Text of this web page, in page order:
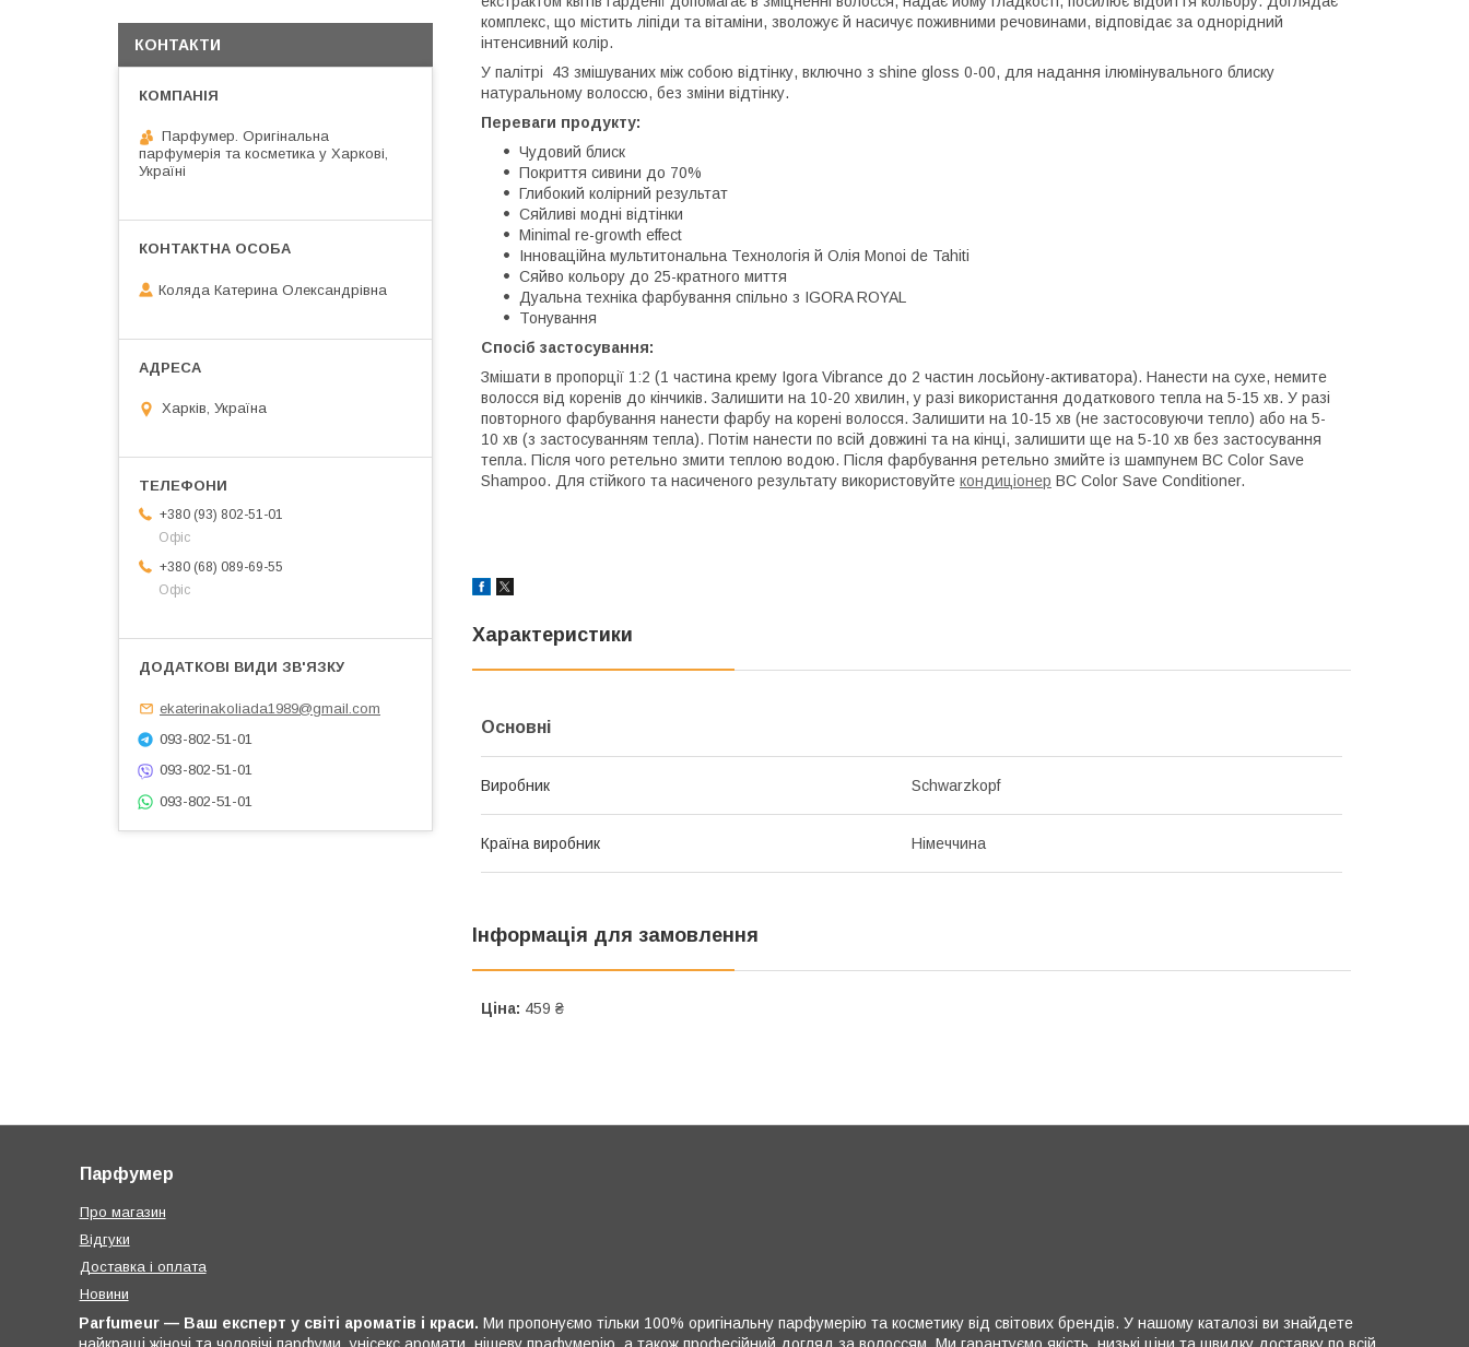
комплекс, що містить ліпіди та вітаміни, зволожує й насичує поживними речовинами, відповідає за однорідний
інтенсивний колір.
У палітрі 43 змішуваних між собою відтінку, включно з shine gloss 0-00, для надання ілюмінувального блиску
натуральному волоссю, без зміни відтінку.
Переваги продукту:
Чудовий блиск
Покриття сивини до 70%
Глибокий колірний результат
Сяйливі модні відтінки
Minimal re-growth effect
Інноваційна мультитональна Технологія й Олія Monoi de Tahiti
Сяйво кольору до 25-кратного миття
Дуальна техніка фарбування спільно з IGORA ROYAL
Тонування
Спосіб застосування:
Змішати в пропорції 1:2 (1 частина крему Igora Vibrance до 2 частин лосьйону-активатора). Нанести на сухе, немите
волосся від коренів до кінчиків. Залишити на 10-20 хвилин, у разі використання додаткового тепла на 5-15 хв. У разі
повторного фарбування нанести фарбу на корені волосся. Залишити на 10-15 хв (не застосовуючи тепло) або на 5-
10 хв (з застосуванням тепла). Потім нанести по всій довжині та на кінці, залишити ще на 5-10 хв без застосування
тепла. Після чого ретельно змити теплою водою. Після фарбування ретельно змийте із шампунем BC Color Save
Shampoo. Для стійкого та насиченого результату використовуйте кондиціонер BC Color Save Conditioner.
Характеристики
Основні
Виробник Schwarzkopf
Країна виробник Німеччина
Інформація для замовлення
Ціна: 459 ₴
КОНТАКТИ
Парфумер. Оригінальна
парфумерія та косметика у Харкові,
Україні
Коляда Катерина Олександрівна
Харків, Україна
+380 (93) 802-51-01
Офіс
+380 (68) 089-69-55
Офіс
ekaterinakoliada1989@gmail.com
093-802-51-01
093-802-51-01
093-802-51-01
Парфумер
Про магазин
Відгуки
Доставка і оплата
Новини
Parfumeur — Ваш експерт у світі ароматів і краси. Ми пропонуємо тільки 100% оригінальну парфумерію та косметику від світових брендів. У нашому каталозі ви знайдете